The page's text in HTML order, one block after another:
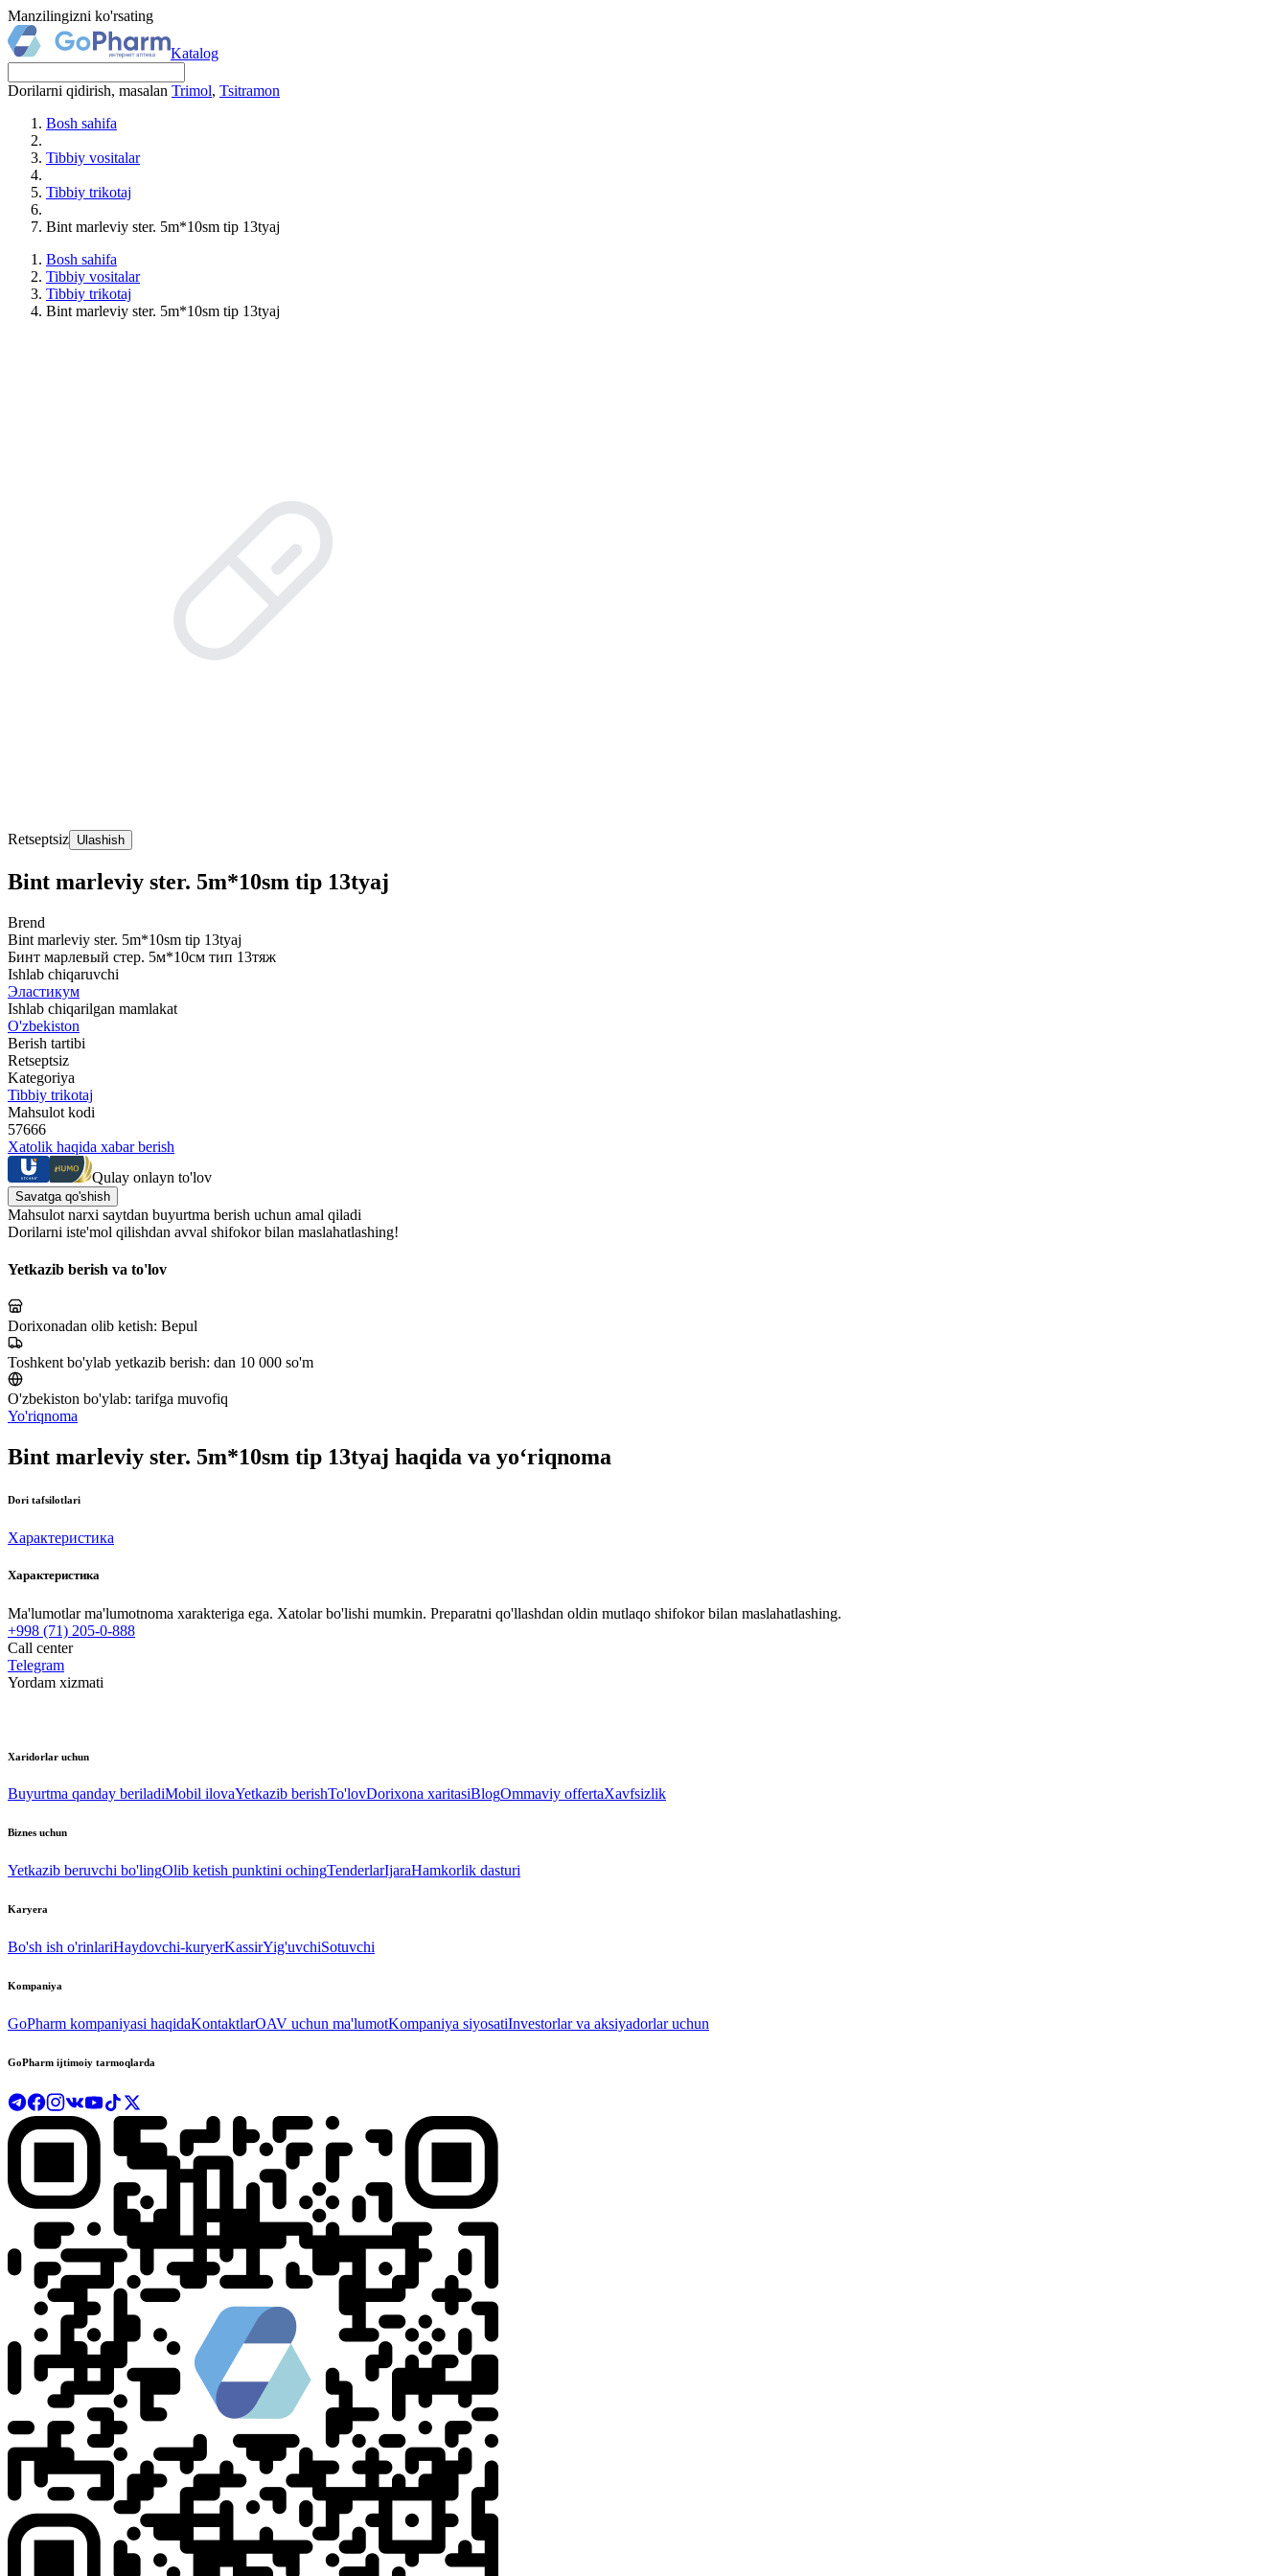
Manzilingizni ko'rsating
Katalog
Dorilarni qidirish, masalan Trimol, Tsitramon
Bosh sahifa
Tibbiy vositalar
Tibbiy trikotaj
Bint marleviy ster. 5m*10sm tip 13tyaj
Bosh sahifa
Tibbiy vositalar
Tibbiy trikotaj
Bint marleviy ster. 5m*10sm tip 13tyaj
Retseptsiz Ulashish
Bint marleviy ster. 5m*10sm tip 13tyaj
Brend
Bint marleviy ster. 5m*10sm tip 13tyaj
Бинт марлевый стер. 5м*10см тип 13тяж
Ishlab chiqaruvchi
Эластикум
Ishlab chiqarilgan mamlakat
O'zbekiston
Berish tartibi
Retseptsiz
Kategoriya
Tibbiy trikotaj
Mahsulot kodi
57666
Xatolik haqida xabar berish
Qulay onlayn to'lov
Savatga qo'shish
Mahsulot narxi saytdan buyurtma berish uchun amal qiladi
Dorilarni iste'mol qilishdan avval shifokor bilan maslahatlashing!
Yetkazib berish va to'lov
Dorixonadan olib ketish: Bepul
Toshkent bo'ylab yetkazib berish: dan 10 000 so'm
O'zbekiston bo'ylab: tarifga muvofiq
Yo'riqnoma
Bint marleviy ster. 5m*10sm tip 13tyaj haqida va yo‘riqnoma
Dori tafsilotlari
Характеристика
Характеристика
Ma'lumotlar ma'lumotnoma xarakteriga ega. Xatolar bo'lishi mumkin. Preparatni qo'llashdan oldin mutlaqo shifokor bilan maslahatlashing.
+998 (71) 205-0-888
Call center
Telegram
Yordam xizmati
Xaridorlar uchun
Buyurtma qanday beriladiMobil ilovaYetkazib berishTo'lovDorixona xaritasiBlogOmmaviy offertaXavfsizlik
Biznes uchun
Yetkazib beruvchi bo'lingOlib ketish punktini ochingTenderlarIjaraHamkorlik dasturi
Karyera
Bo'sh ish o'rinlariHaydovchi-kuryerKassirYig'uvchiSotuvchi
Kompaniya
GoPharm kompaniyasi haqidaKontaktlarOAV uchun ma'lumotKompaniya siyosatiInvestorlar va aksiyadorlar uchun
GoPharm ijtimoiy tarmoqlarda